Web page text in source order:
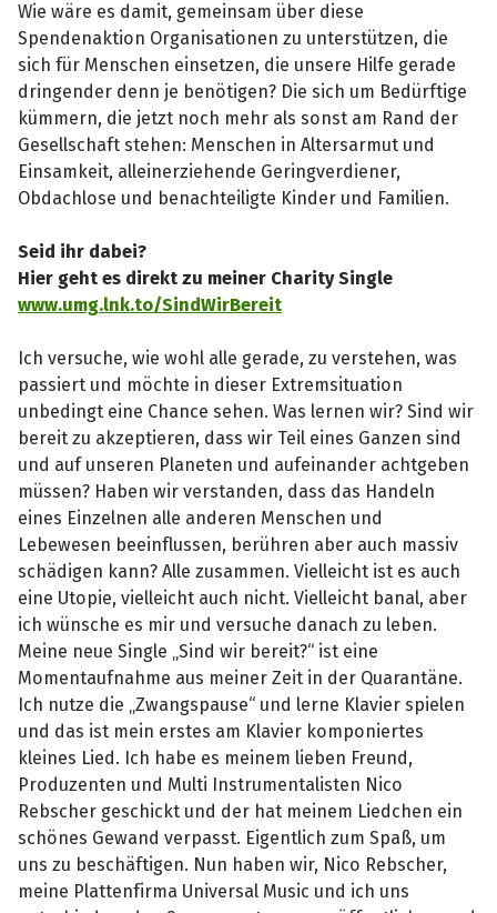
Wie wäre es damit, gemeinsam über diese
Spendenaktion Organisationen zu unterstützen, die
sich für Menschen einsetzen, die unsere Hilfe gerade
dringender denn je benötigen? Die sich um Bedürftige
kümmern, die jetzt noch mehr als sonst am Rand der
Gesellschaft stehen: Menschen in Altersarmut und
Einsamkeit, alleinerziehende Geringverdiener,
Obdachlose und benachteiligte Kinder und Familien.
Seid ihr dabei?
Hier geht es direkt zu meiner Charity Single
www.umg.lnk.to/SindWirBereit
Ich versuche, wie wohl alle gerade, zu verstehen, was
passiert und möchte in dieser Extremsituation
unbedingt eine Chance sehen. Was lernen wir? Sind wir
bereit zu akzeptieren, dass wir Teil eines Ganzen sind
und auf unseren Planeten und aufeinander achtgeben
müssen? Haben wir verstanden, dass das Handeln
eines Einzelnen alle anderen Menschen und
Lebewesen beeinflussen, berühren aber auch massiv
schädigen kann? Alle zusammen. Vielleicht ist es auch
eine Utopie, vielleicht auch nicht. Vielleicht banal, aber
ich wünsche es mir und versuche danach zu leben.
Meine neue Single „Sind wir bereit?“ ist eine
Momentaufnahme aus meiner Zeit in der Quarantäne.
Ich nutze die „Zwangspause“ und lerne Klavier spielen
und das ist mein erstes am Klavier komponiertes
kleines Lied. Ich habe es meinem lieben Freund,
Produzenten und Multi Instrumentalisten Nico
Rebscher geschickt und der hat meinem Liedchen ein
schönes Gewand verpasst. Eigentlich zum Spaß, um
uns zu beschäftigen. Nun haben wir, Nico Rebscher,
meine Plattenfirma Universal Music und ich uns